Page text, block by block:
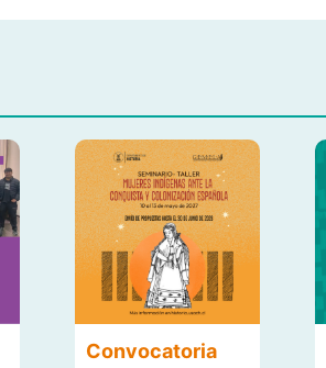
Convocatoria